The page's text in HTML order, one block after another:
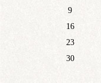
9
16
23
30